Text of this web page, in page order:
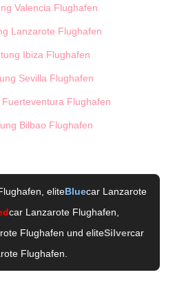
Valencia Flughafen
Lanzarote Flughafen
Ibiza Flughafen
Sevilla Flughafen
Flughafen
Bilbao Flughafen
, eliteBluecar Lanzarote
car Lanzarote Flughafen
Flughafen und eliteSilvercar
Flughafen